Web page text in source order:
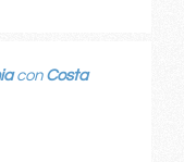
con Costa